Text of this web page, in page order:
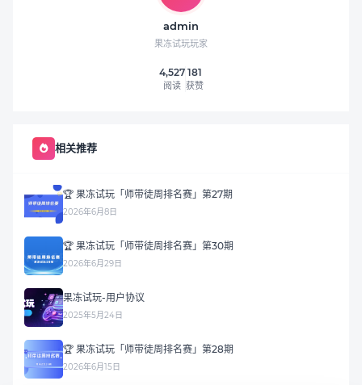
admin
果冻试玩玩家
4,527
阅读
181
获赞
相关推荐
🏆 果冻试玩「师带徒周排名赛」第27期
2026年6月8日
🏆 果冻试玩「师带徒周排名赛」第30期
2026年6月29日
果冻试玩-用户协议
2025年5月24日
🏆 果冻试玩「师带徒周排名赛」第28期
2026年6月15日